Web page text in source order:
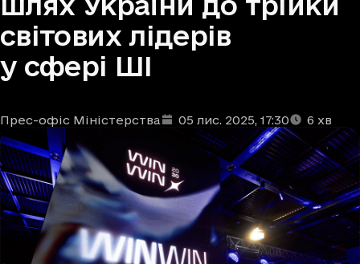
світових лідерів
у сфері ШІ
Автори
Прес-офіс Міністерства
Дата та час публікації : 05 лис. 2025, 17:30
Час читання: 6 хв